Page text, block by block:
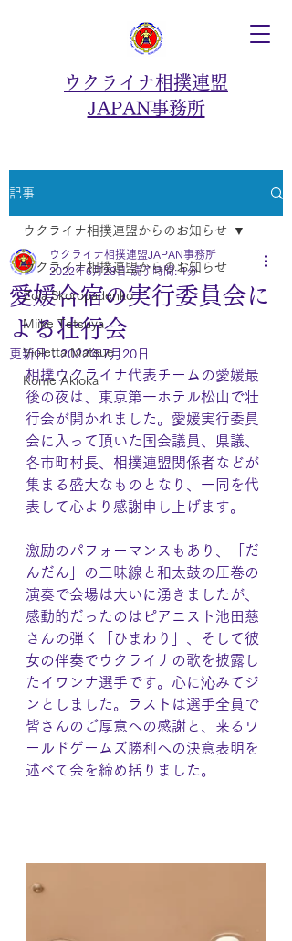
ウクライナ相撲連盟
JAPAN事務所
記事
ウクライナ相撲連盟からのお知らせ
Zoia Skoropadenko
Miike Tetsuya
Violetta Matsue
Kome Akioka
ウクライナ相撲連盟からのお知らせ
愛媛合宿の実行委員会に
よる壮行会
ウクライナ相撲連盟JAPAN事務所
2022年6月28日 読了時間: 1分
更新日：2022年7月20日
相撲ウクライナ代表チームの愛媛最
後の夜は、東京第一ホテル松山で壮
行会が開かれました。愛媛実行委員
会に入って頂いた国会議員、県議、
各市町村長、相撲連盟関係者などが
集まる盛大なものとなり、一同を代
表して心より感謝申し上げます。
激励のパフォーマンスもあり、「だ
んだん」の三味線と和太鼓の圧巻の
演奏で会場は大いに湧きましたが、
感動的だったのはピアニスト池田慈
さんの弾く「ひまわり」、そして彼
女の伴奏でウクライナの歌を披露し
たイワンナ選手です。心に沁みてジ
ンとしました。ラストは選手全員で
皆さんのご厚意への感謝と、来るワ
ールドゲームズ勝利への決意表明を
述べて会を締め括りました。